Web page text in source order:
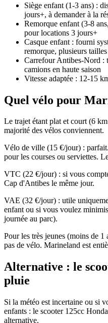
Siège enfant (1-3 ans) :
jours+, à demander à la
Remorque enfant (3-8
pour locations 3 jours+
Casque enfant : fourni
remorque, plusieurs tailles
Carrefour Antibes-Nord :
camions en haute saison
Vitesse adaptée : 12-15
Quel vélo pour
Le trajet étant plat et court (6
majorité des vélos conviennent.
Vélo de ville (15 €/jour) :
pour les courses ou serviettes.
VTC (22 €/jour) : si vous
Cap d'Antibes le même jour.
VAE (32 €/jour) : utile
enfant ou si vous voulez
journée au parc).
Pour les très jeunes (moins de 1
pas de vélo. Marineland est
Alternative : le
pluie
Si la météo est incertaine ou si
enfants : le scooter 125cc
alternative.